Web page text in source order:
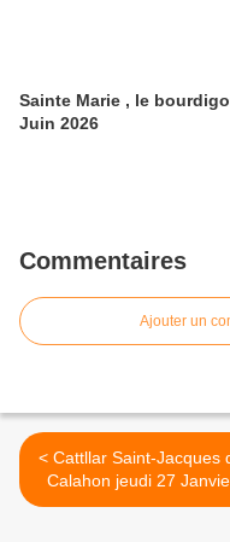
Sainte Marie , le
Juin 2026
Commentaires
Ajouter un
< Cattllar Saint-Jacques de
Calahon jeudi 27 Janvier
2021